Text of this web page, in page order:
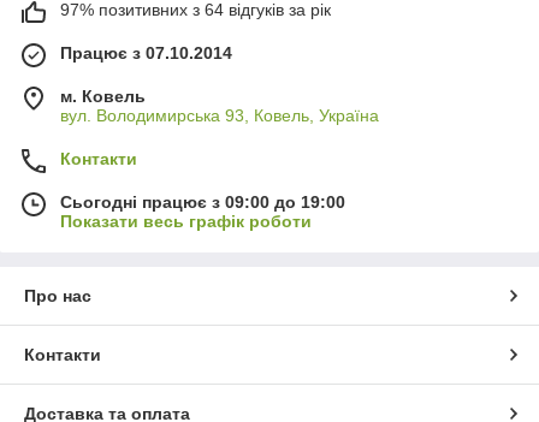
97% позитивних з 64 відгуків за рік
Працює з 07.10.2014
м. Ковель
вул. Володимирська 93, Ковель, Україна
Контакти
Сьогодні працює з 09:00 до 19:00
Показати весь графік роботи
Про нас
Контакти
Доставка та оплата